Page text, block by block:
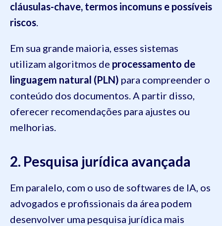
cláusulas-chave, termos incomuns e possíveis
riscos.
Em sua grande maioria, esses sistemas
utilizam algoritmos de processamento de
linguagem natural (PLN) para compreender o
conteúdo dos documentos. A partir disso,
oferecer recomendações para ajustes ou
melhorias.
2. Pesquisa jurídica avançada
Em paralelo, com o uso de softwares de IA, os
advogados e profissionais da área podem
desenvolver uma pesquisa jurídica mais